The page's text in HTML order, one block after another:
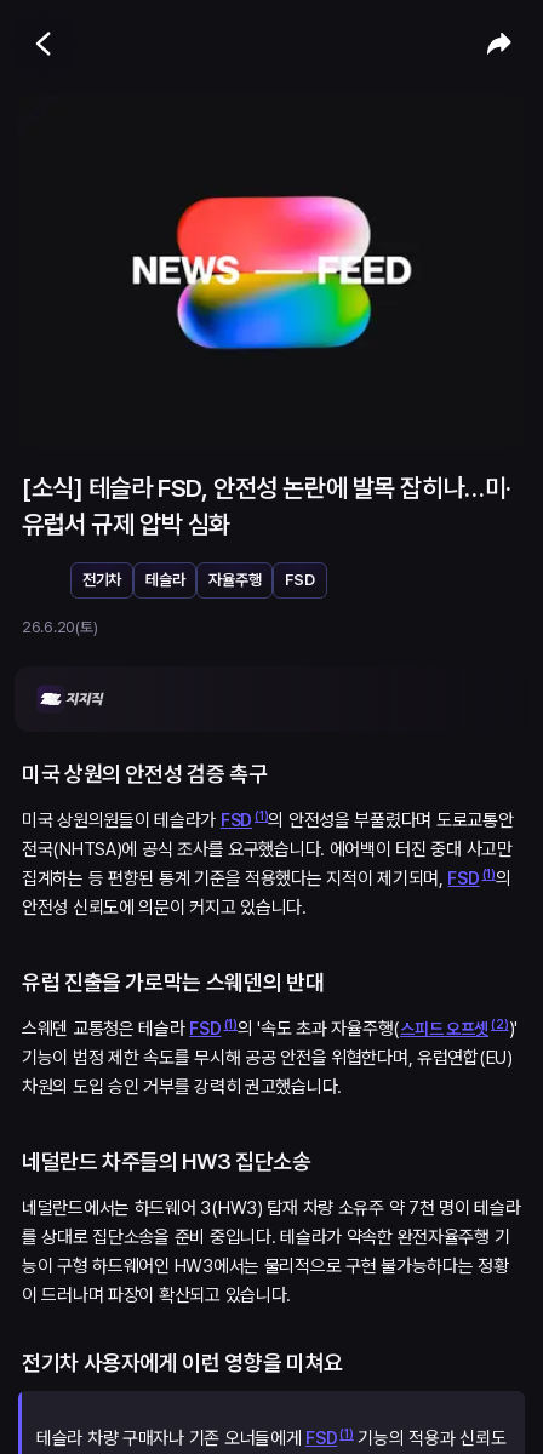
[소식] 테슬라 FSD, 안전성 논란에 발목 잡히나…미·
유럽서 규제 압박 심화
전기차 테슬라 자율주행 FSD
26.6.20(토)
미국 상원의 안전성 검증 촉구
미국 상원의원들이 테슬라가 FSD (1)의 안전성을 부풀렸다며 도로교통안
전국(NHTSA)에 공식 조사를 요구했습니다. 에어백이 터진 중대 사고만
집계하는 등 편향된 통계 기준을 적용했다는 지적이 제기되며, FSD (1)의
안전성 신뢰도에 의문이 커지고 있습니다.
유럽 진출을 가로막는 스웨덴의 반대
스웨덴 교통청은 테슬라 FSD (1)의 '속도 초과 자율주행(스피드 오프셋 (2))'
기능이 법정 제한 속도를 무시해 공공 안전을 위협한다며, 유럽연합(EU)
차원의 도입 승인 거부를 강력히 권고했습니다.
네덜란드 차주들의 HW3 집단소송
네덜란드에서는 하드웨어 3(HW3) 탑재 차량 소유주 약 7천 명이 테슬라
를 상대로 집단소송을 준비 중입니다. 테슬라가 약속한 완전자율주행 기
능이 구형 하드웨어인 HW3에서는 물리적으로 구현 불가능하다는 정황
이 드러나며 파장이 확산되고 있습니다.
전기차 사용자에게 이런 영향을 미쳐요
테슬라 차량 구매자나 기존 오너들에게 FSD(1)기능의 적용과 신뢰도